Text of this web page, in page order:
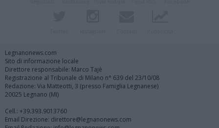
Legnanonews.com
Sito di informazione locale
Direttore responsabile: Marco Tajè
Registrazione al Tribunale di Milano n° 639 del 23/10/08
Redazione: Via Matteotti, 3 (presso Famiglia Legnanese)
20025 Legnano (MI)
Cell.: +39.393.9013760
Email Direzione: direttore@legnanonews.com